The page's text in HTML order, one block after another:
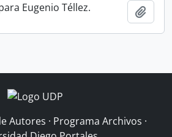
Eugenio Téllez.
Autores · Programa Archivos ·